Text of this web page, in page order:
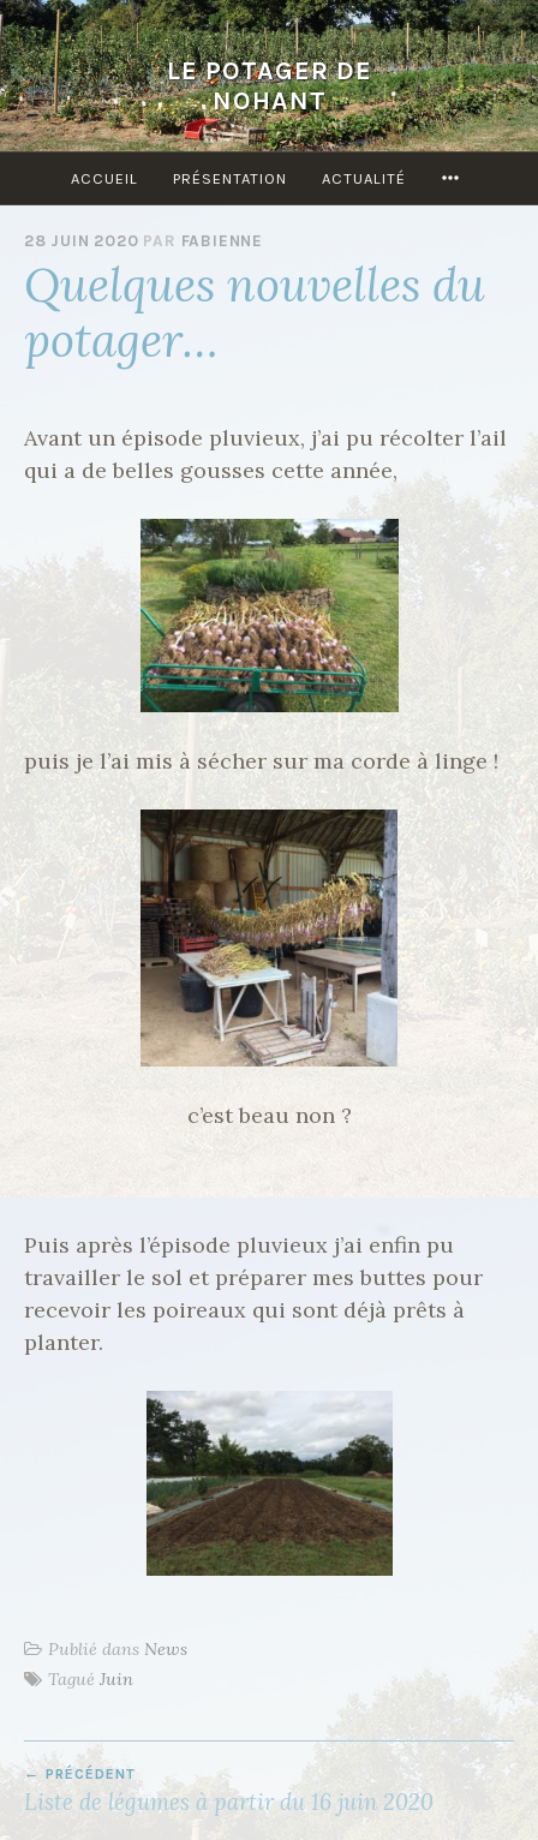
Accéder
au
contenu
principal
LE POTAGER DE
NOHANT
ACCUEIL PRÉSENTATION ACTUALITÉ
28 JUIN 2020 PAR FABIENNE
Quelques nouvelles du
potager…
Avant un épisode pluvieux, j’ai pu récolter l’ail
qui a de belles gousses cette année,
puis je l’ai mis à sécher sur ma corde à linge !
c’est beau non ?
Puis après l’épisode pluvieux j’ai enfin pu
travailler le sol et préparer mes buttes pour
recevoir les poireaux qui sont déjà prêts à
planter.
Publié dans News
Tagué Juin
N
A
PRÉCÉDENT
Liste de légumes à partir du 16 juin 2020